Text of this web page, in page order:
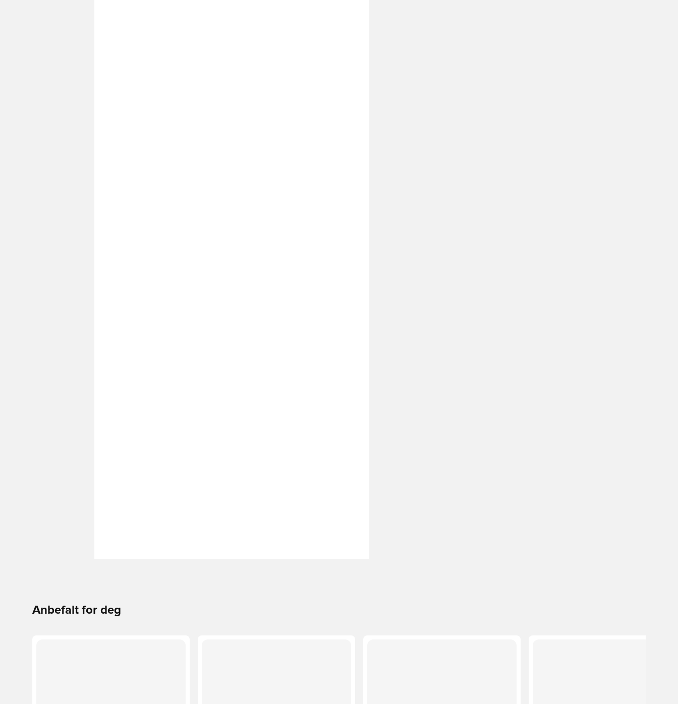
Anbefalt for deg